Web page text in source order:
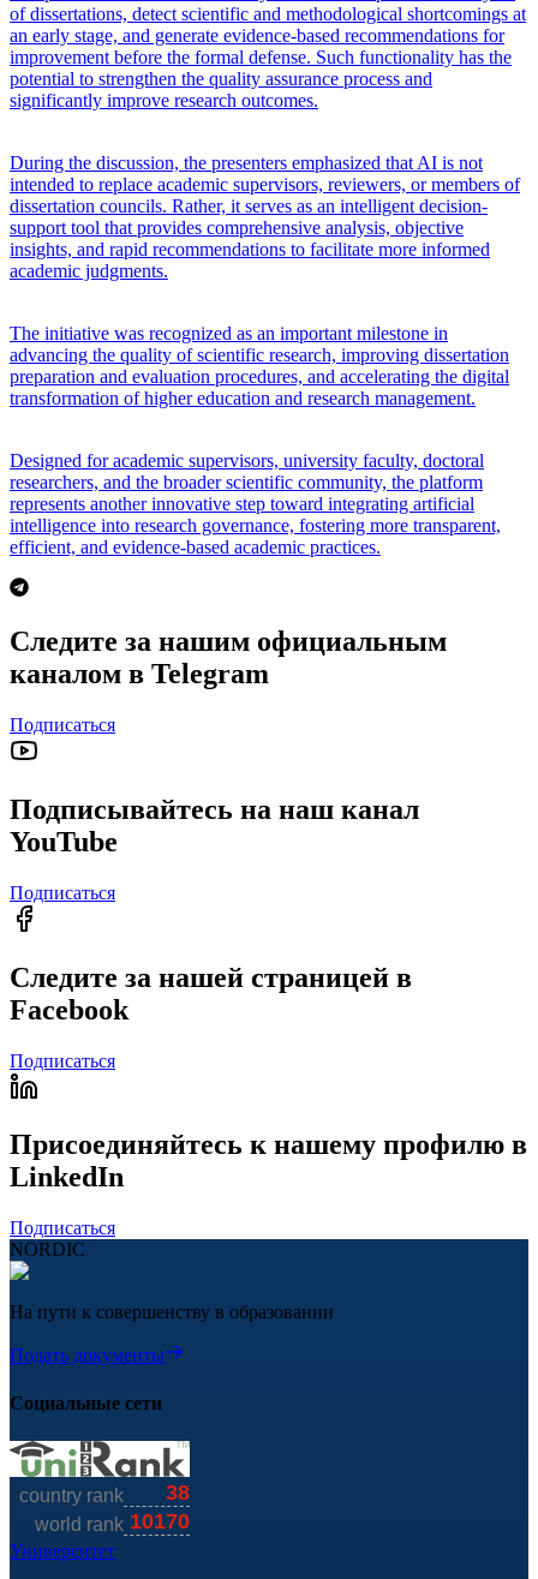
of dissertations, detect scientific and methodological shortcomings at
an early stage, and generate evidence-based recommendations for
improvement before the formal defense. Such functionality has the
potential to strengthen the quality assurance process and
significantly improve research outcomes.
During the discussion, the presenters emphasized that AI is not
intended to replace academic supervisors, reviewers, or members of
dissertation councils. Rather, it serves as an intelligent decision-
support tool that provides comprehensive analysis, objective
insights, and rapid recommendations to facilitate more informed
academic judgments.
The initiative was recognized as an important milestone in
advancing the quality of scientific research, improving dissertation
preparation and evaluation procedures, and accelerating the digital
transformation of higher education and research management.
Designed for academic supervisors, university faculty, doctoral
researchers, and the broader scientific community, the platform
represents another innovative step toward integrating artificial
intelligence into research governance, fostering more transparent,
efficient, and evidence-based academic practices.
Следите за нашим официальным
каналом в Telegram
Подписаться
Подписывайтесь на наш канал
YouTube
Подписаться
Следите за нашей страницей в
Facebook
Подписаться
Присоединяйтесь к нашему профилю в
LinkedIn
Подписаться
NORDIC
На пути к совершенству в образовании
Подать документы
Социальные сети
Университет